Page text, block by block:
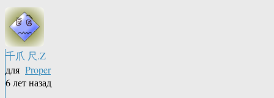
千爪 尺.Z
для Proper
6 лет назад